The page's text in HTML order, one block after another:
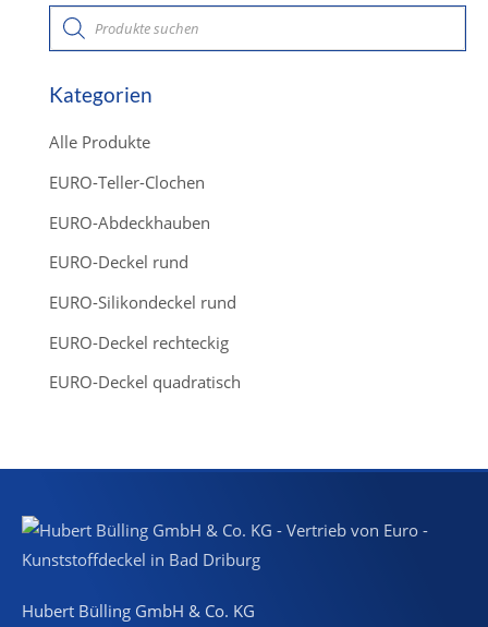
P
o
d
c
t
s
e
r
c
Kategorien
Alle Produkte
EURO-Teller-Clochen
EURO-Abdeckhauben
EURO-Deckel rund
EURO-Silikondeckel rund
EURO-Deckel rechteckig
EURO-Deckel quadratisch
Hubert Bülling GmbH & Co. KG